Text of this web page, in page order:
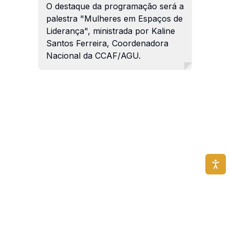
O destaque da programação será a
palestra "Mulheres em Espaços de
Liderança", ministrada por Kaline
Santos Ferreira, Coordenadora
Nacional da CCAF/AGU.